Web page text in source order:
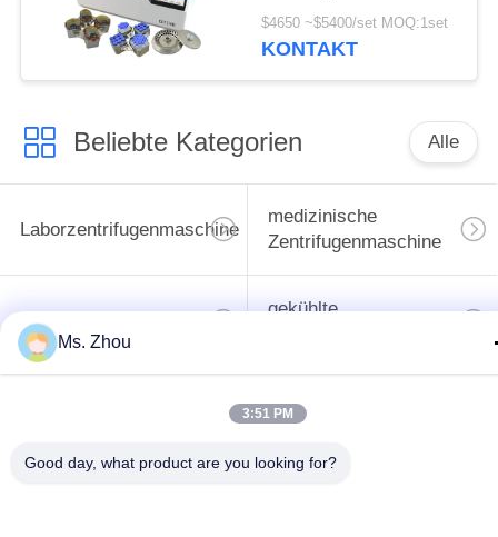
CHT210R 4*750ml
$4650 ~$5400/set MOQ:1set
KONTAKT
Beliebte Kategorien Alle
Laborzentrifugenmaschine
medizinische
Zentrifugenmaschine
PRP PRF-Zentrifuge
gekühlte
Blutbank-Zentrifuge
Langsame Zentrifuge
Ms. Zhou
3:51 PM
Good day, what product are you looking for?